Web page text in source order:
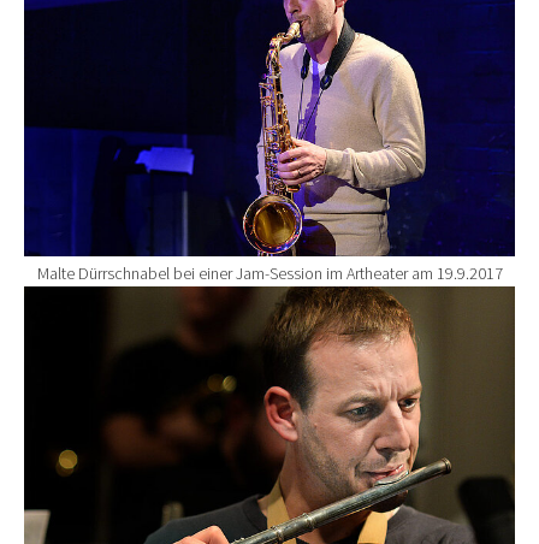
Malte Dürrschnabel bei einer Jam-Session im Artheater am 19.9.2017
Show larger version for: